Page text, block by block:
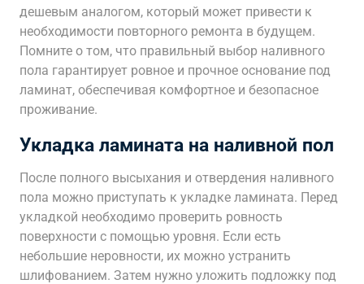
дешевым аналогом, который может привести к
необходимости повторного ремонта в будущем.
Помните о том, что правильный выбор наливного
пола гарантирует ровное и прочное основание под
ламинат, обеспечивая комфортное и безопасное
проживание.
Укладка ламината на наливной пол
После полного высыхания и отвердения наливного
пола можно приступать к укладке ламината. Перед
укладкой необходимо проверить ровность
поверхности с помощью уровня. Если есть
небольшие неровности, их можно устранить
шлифованием. Затем нужно уложить подложку под